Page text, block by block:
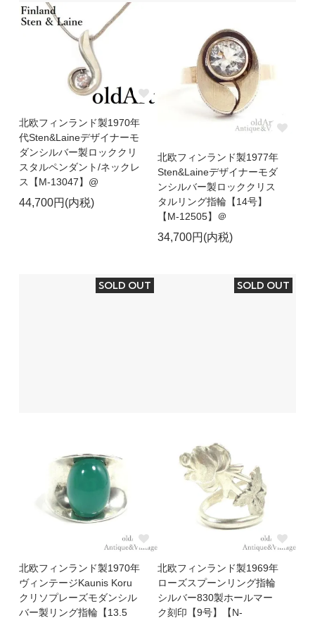
北欧フィンランド製1970年
代Sten&Laineデザイナーモ
ダンシルバー製ロッククリ
スタルペンダント/ネックレ
ス【M-13047】@
44,700円(内税)
北欧フィンランド製1977年
Sten&Laineデザイナーモダ
ンシルバー製ロッククリス
タルリング指輪【14号】
【M-12505】＠
34,700円(内税)
SOLD OUT
北欧フィンランド製1970年
ヴィンテージKaunis Koru
クリソプレーズモダンシル
バー製リング指輪【13.5
SOLD OUT
北欧フィンランド製1969年
ローズスプーンリング指輪
シルバー830製ホールマー
ク刻印【9号】【N-